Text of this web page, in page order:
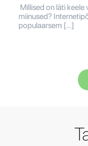
Millised on läti keele
miinused?
populaarsem […]